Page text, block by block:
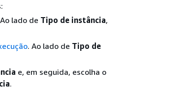
lado de Tipo de instância,
. Ao lado de Tipo de
e, em seguida, escolha o
.